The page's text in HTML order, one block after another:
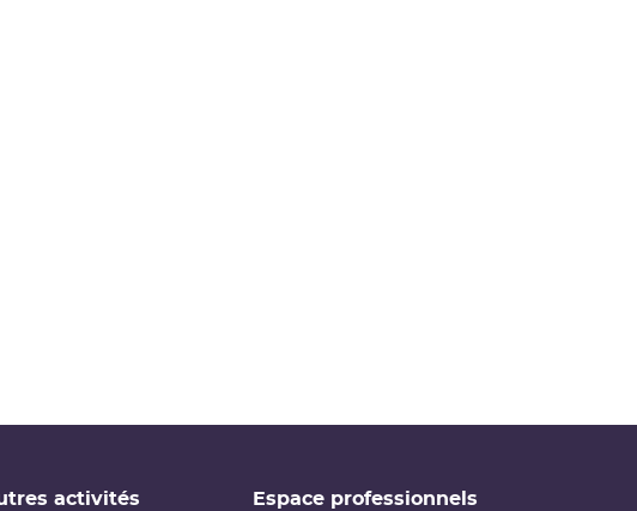
activités Espace professionnels